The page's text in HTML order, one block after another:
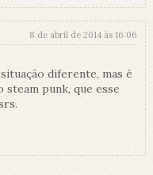
8 de abril de 2014 às 16:06
diferente, mas é
punk, que esse